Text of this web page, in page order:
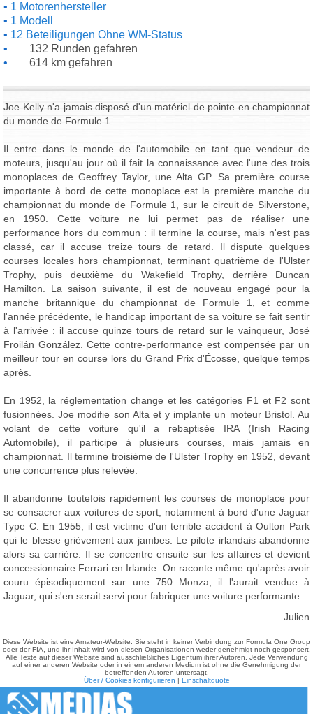
1 Motorenhersteller
1 Modell
12 Beteiligungen Ohne WM-Status
132 Runden gefahren
614 km gefahren
Joe Kelly n'a jamais disposé d'un matériel de pointe en championnat
du monde de Formule 1.
Il entre dans le monde de l'automobile en tant que vendeur de
moteurs, jusqu'au jour où il fait la connaissance avec l'une des trois
monoplaces de Geoffrey Taylor, une Alta GP. Sa première course
importante à bord de cette monoplace est la première manche du
championnat du monde de Formule 1, sur le circuit de Silverstone,
en 1950. Cette voiture ne lui permet pas de réaliser une
performance hors du commun : il termine la course, mais n'est pas
classé, car il accuse treize tours de retard. Il dispute quelques
courses locales hors championnat, terminant quatrième de l'Ulster
Trophy, puis deuxième du Wakefield Trophy, derrière Duncan
Hamilton. La saison suivante, il est de nouveau engagé pour la
manche britannique du championnat de Formule 1, et comme
l'année précédente, le handicap important de sa voiture se fait sentir
à l'arrivée : il accuse quinze tours de retard sur le vainqueur, José
Froilán González. Cette contre-performance est compensée par un
meilleur tour en course lors du Grand Prix d'Écosse, quelque temps
après.
En 1952, la réglementation change et les catégories F1 et F2 sont
fusionnées. Joe modifie son Alta et y implante un moteur Bristol. Au
volant de cette voiture qu'il a rebaptisée IRA (Irish Racing
Automobile), il participe à plusieurs courses, mais jamais en
championnat. Il termine troisième de l'Ulster Trophy en 1952, devant
une concurrence plus relevée.
Il abandonne toutefois rapidement les courses de monoplace pour
se consacrer aux voitures de sport, notamment à bord d'une Jaguar
Type C. En 1955, il est victime d'un terrible accident à Oulton Park
qui le blesse grièvement aux jambes. Le pilote irlandais abandonne
alors sa carrière. Il se concentre ensuite sur les affaires et devient
concessionnaire Ferrari en Irlande. On raconte même qu'après avoir
couru épisodiquement sur une 750 Monza, il l'aurait vendue à
Jaguar, qui s'en serait servi pour fabriquer une voiture performante.
Julien
Diese Website ist eine Amateur-Website. Sie steht in keiner Verbindung zur Formula One Group
oder der FIA, und ihr Inhalt wird von diesen Organisationen weder genehmigt noch gesponsert.
Alle Texte auf dieser Website sind ausschließliches Eigentum ihrer Autoren. Jede Verwendung
auf einer anderen Website oder in einem anderen Medium ist ohne die Genehmigung der
betreffenden Autoren untersagt.
Über / Cookies konfigurieren | Einschaltquote